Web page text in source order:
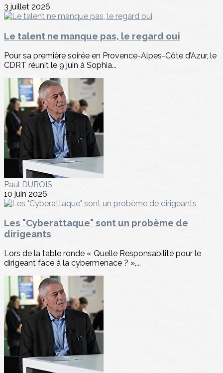
3 juillet 2026
Le talent ne manque pas, le regard oui
Pour sa première soirée en Provence-Alpes-Côte d’Azur, le
CDRT réunit le 9 juin à Sophia...
Paul DUBOIS
10 juin 2026
Les "Cyberattaque" sont un probème de
dirigeants
Lors de la table ronde « Quelle Responsabilité pour le
dirigeant face à la cybermenace ? »,...